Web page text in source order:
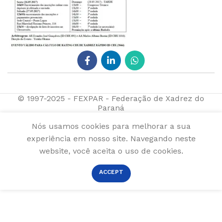
© 1997-2025 - FEXPAR - Federação de Xadrez do
Paraná
Nós usamos cookies para melhorar a sua
experiência em nosso site. Navegando neste
website, você aceita o uso de cookies.
ACCEPT